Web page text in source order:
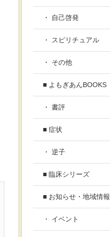
・ 自己啓発
・ スピリチュアル
・ その他
■ よもぎあんBOOKS
・ 書評
■ 症状
・ 逆子
■ 臨床シリーズ
■ お知らせ・地域情報
・ イベント